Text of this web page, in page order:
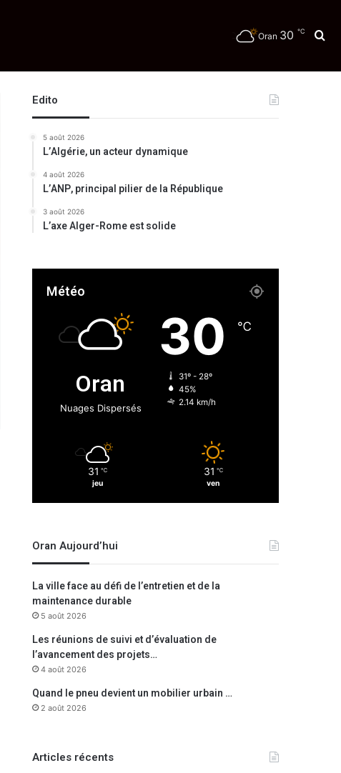
Oran 30 ℃
Edito
5 août 2026
L’Algérie, un acteur dynamique
4 août 2026
L’ANP, principal pilier de la République
3 août 2026
L’axe Alger-Rome est solide
Météo
Oran
Nuages Dispersés
30 ℃
31º - 28º
45%
2.14 km/h
31 ℃
jeu
31 ℃
ven
Oran Aujourd’hui
La ville face au défi de l’entretien et de la
maintenance durable
5 août 2026
Les réunions de suivi et d’évaluation de
l’avancement des projets…
4 août 2026
Quand le pneu devient un mobilier urbain …
2 août 2026
Articles récents